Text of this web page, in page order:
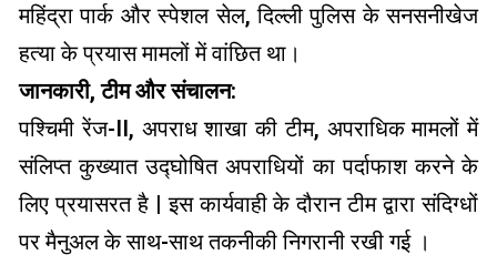
महिंद्रा पार्क और स्पेशल सेल, दिल्ली पुलिस के सनसनीखेज
हत्या के प्रयास मामलों में वांछित था।
जानकारी, टीम और संचालन:
पश्चिमी रेंज-II, अपराध शाखा की टीम, अपराधिक मामलों में
संलिप्त कुख्यात उद्घोषित अपराधियों का पर्दाफाश करने के
लिए प्रयासरत है | इस कार्यवाही के दौरान टीम द्वारा संदिग्धों
पर मैनुअल के साथ-साथ तकनीकी निगरानी रखी गई ।